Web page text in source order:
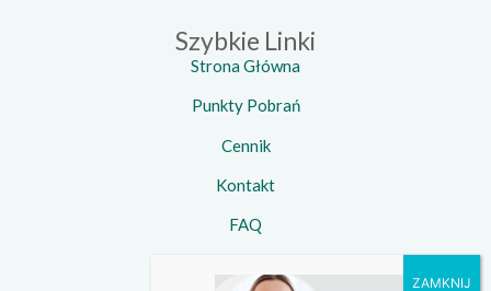
Szybkie Linki
Strona Główna
Punkty Pobrań
Cennik
Kontakt
FAQ